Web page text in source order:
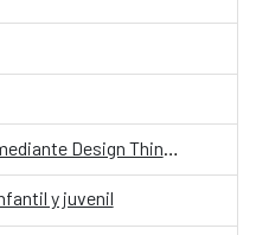
y juvenil